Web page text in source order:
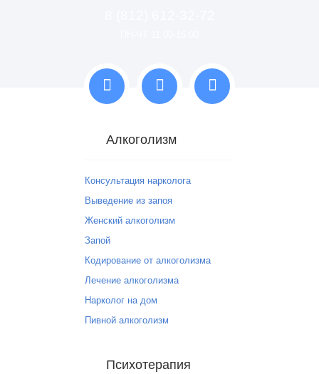
Алкоголизм
Консультация нарколога
Выведение из запоя
Женский алкоголизм
Запой
Кодирование от алкоголизма
Лечение алкоголизма
Нарколог на дом
Пивной алкоголизм
Психотерапия